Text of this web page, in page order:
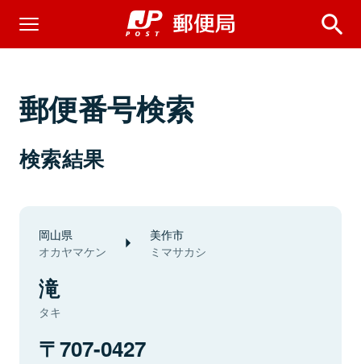
郵便番号検索
検索結果
岡山県
オカヤマケン
美作市
ミマサカシ
滝
タキ
707-0427